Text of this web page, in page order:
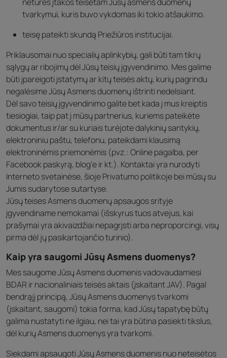
tvarkymui, kuris buvo vykdomas iki tokio atšaukimo.
teisę pateikti skundą Priežiūros institucijai.
Priklausomai nuo specialių aplinkybių, gali būti tam tikrų
sąlygų ar ribojimų dėl Jūsų teisių įgyvendinimo. Mes galime
būti įpareigoti įstatymų ar kitų teisės aktų, kurių pagrindu
negalėsime Jūsų Asmens duomenų ištrinti nedelsiant.
Dėl savo teisių įgyvendinimo galite bet kada į mus kreiptis
tiesiogiai, taip pat į mūsų partnerius, kuriems pateikėte
dokumentus ir/ar su kuriais turėjote dalykinių santykių,
elektroniniu paštu, telefonu, pateikdami klausimą
elektroninėmis priemonėmis (pvz.: Online pagalba, per
Facebook paskyrą, blog‘e ir kt.). Kontaktai yra nurodyti
Interneto svetainėse, šioje Privatumo politikoje bei mūsų su
Jumis sudarytose sutartyse.
Jūsų teises Asmens duomenų apsaugos srityje
įgyvendiname nemokamai (išskyrus tuos atvejus, kai
prašymai yra akivaizdžiai nepagrįsti arba neproporcingi, visų
pirma dėl jų pasikartojančio turinio).
Kaip yra saugomi Jūsų Asmens duomenys?
Mes saugome Jūsų Asmens duomenis vadovaudamiesi
BDAR ir nacionaliniais teisės aktais (įskaitant JAV). Pagal
bendrąjį principą, Jūsų Asmens duomenys tvarkomi
(įskaitant, saugomi) tokia forma, kad Jūsų tapatybę būtų
galima nustatyti ne ilgiau, nei tai yra būtina pasiekti tikslus,
dėl kurių Asmens duomenys yra tvarkomi.
Siekdami apsaugoti Jūsų Asmens duomenis nuo neteisėtos